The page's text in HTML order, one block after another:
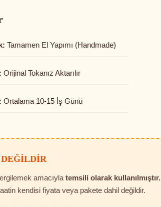
Tamamen El Yapımı (Handmade)
Orijinal Tokanız Aktarılır
Ortalama 10-15 İş Günü
amacıylatemsili olarak kullanılmıştır.
kendisi fiyata veya pakete dahil değildir.